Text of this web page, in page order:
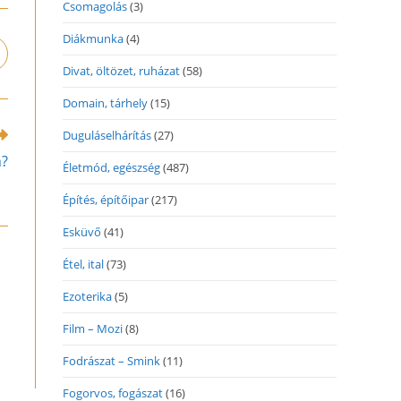
Csomagolás(3)
Diákmunka(4)
Divat, öltözet, ruházat(58)
Domain, tárhely(15)
Duguláselhárítás(27)
Életmód, egészség(487)
Építés, építőipar(217)
Esküvő (41)
Étel, ital(73)
Ezoterika(5)
Film – Mozi(8)
Fodrászat – Smink(11)
Fogorvos, fogászat(16)